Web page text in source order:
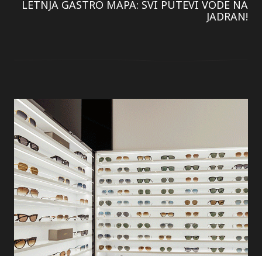
LETNJA GASTRO MAPA: SVI PUTEVI VODE NA
JADRAN!